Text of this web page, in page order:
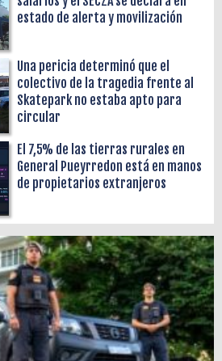
estado de alerta y movilización
Una pericia determinó que el
colectivo de la tragedia frente al
Skatepark no estaba apto para
circular
El 7,5% de las tierras rurales en
General Pueyrredon está en manos
de propietarios extranjeros